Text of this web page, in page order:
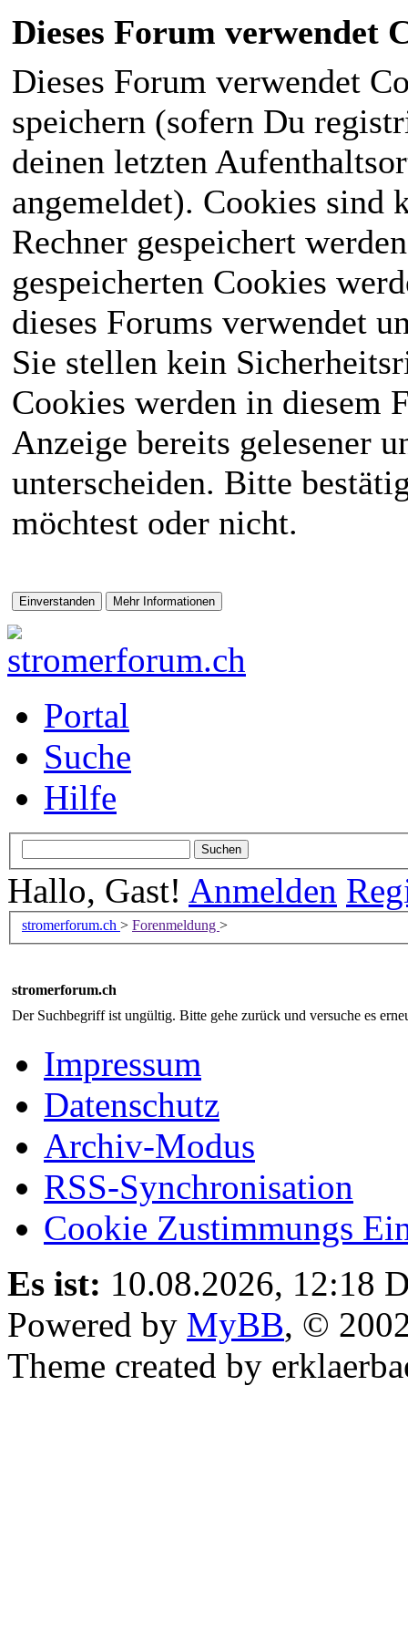
Dieses Forum verwendet
Dieses Forum verwendet
speichern (sofern Du
deinen letzten
angemeldet). Cookies sind
Rechner gespeichert
gespeicherten Cookies
dieses Forums verwendet
Sie stellen kein
Cookies werden in diesem
Anzeige bereits gelesener
unterscheiden. Bitte
möchtest oder nicht.
Portal
Suche
Hilfe
Hallo, Gast! Anmelden
stromerforum.ch > Forenmeldung >
stromerforum.ch
Der Suchbegriff ist ungültig. Bitte gehe zurück und versuche es
Impressum
Datenschutz
Archiv-Modus
RSS-Synchronisation
Cookie Zustimmungs
Es ist: 10.08.2026, 12:18
Powered by MyBB, ©
Theme created by